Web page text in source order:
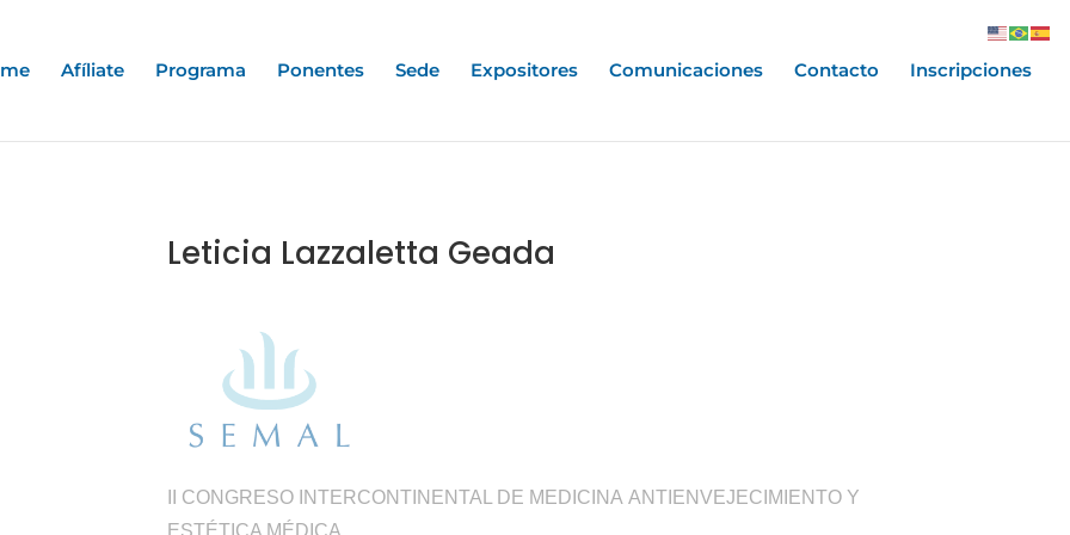
Afíliate Programa Ponentes Sede Expositores Comunicaciones Contacto Inscripciones
Leticia Lazzaletta Geada
II CONGRESO INTERCONTINENTAL DE MEDICINA ANTIENVEJECIMIENTO Y
ESTÉTICA MÉDICA